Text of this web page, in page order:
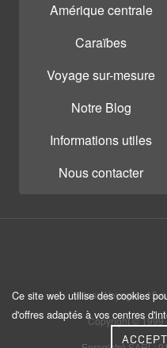
Ce site web utilise des cookies
d'offres adaptés à vos centres
Amérique centrale
Caraïbes
Voyage sur-mesure
Notre Blog
Informations utiles
Nous contacter
Copyright © 1999
Veloso Voyages, 15